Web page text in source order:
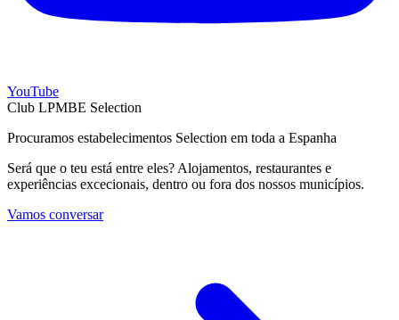
YouTube
Club LPMBE Selection
Procuramos estabelecimentos Selection em toda a Espanha
Será que o teu está entre eles? Alojamentos, restaurantes e
experiências excecionais, dentro ou fora dos nossos municípios.
Vamos conversar